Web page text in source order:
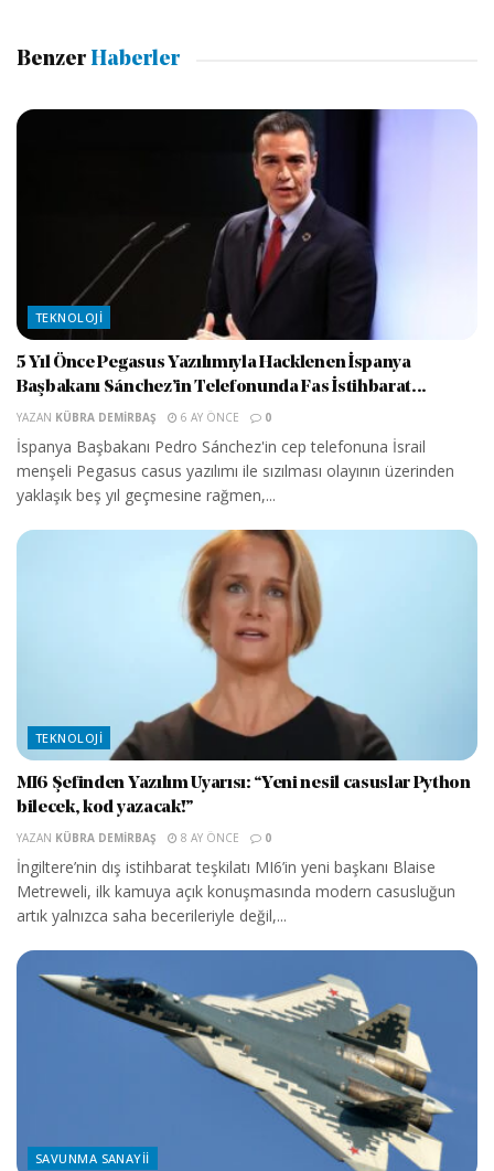
Benzer Haberler
TEKNOLOJI
5 Yıl Önce Pegasus Yazılımıyla Hacklenen İspanya
Başbakanı Sánchez’in Telefonunda Fas İstihbarat...
YAZAN KÜBRA DEMIRBAŞ 6 AY ÖNCE 0
İspanya Başbakanı Pedro Sánchez'in cep telefonuna İsrail
menşeli Pegasus casus yazılımı ile sızılması olayının üzerinden
yaklaşık beş yıl geçmesine rağmen,...
TEKNOLOJI
MI6 Şefinden Yazılım Uyarısı: “Yeni nesil casuslar Python
bilecek, kod yazacak!”
YAZAN KÜBRA DEMIRBAŞ 8 AY ÖNCE 0
İngiltere’nin dış istihbarat teşkilatı MI6’in yeni başkanı Blaise
Metreweli, ilk kamuya açık konuşmasında modern casusluğun
artık yalnızca saha becerileriyle değil,...
SAVUNMA SANAYII